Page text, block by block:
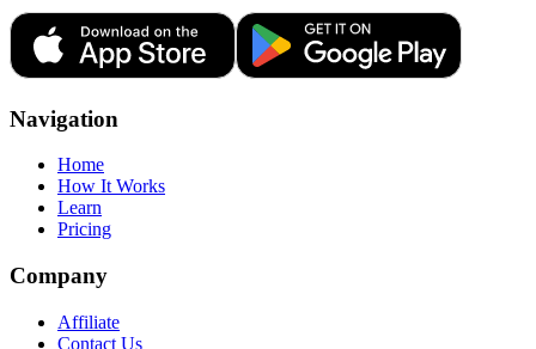
Navigation
Home
How It Works
Learn
Pricing
Company
Affiliate
Contact Us